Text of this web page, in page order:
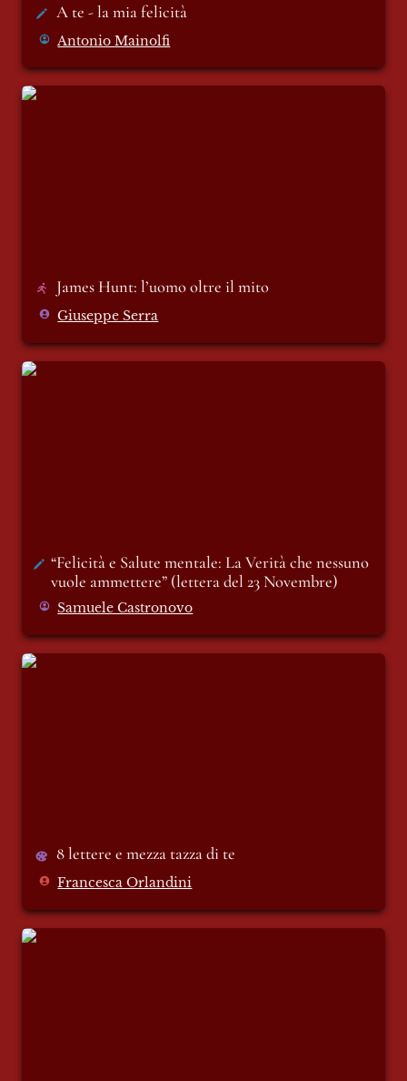
A te - la mia felicità
Antonio Mainolfi
James Hunt: l’uomo oltre il mito
James Hunt: l’uomo oltre il mito
Giuseppe Serra
“Felicità e Salute mentale: La Verità che
“Felicità e Salute mentale: La Verità che nessuno
vuole ammettere” (lettera del 23 Novembre)
Samuele Castronovo
8 lettere e mezza tazza di te
8 lettere e mezza tazza di te
Francesca Orlandini
#NH7 The Morning Show